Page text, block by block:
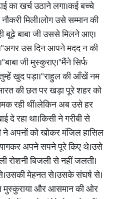
का खर्च उठाने लगा।कई बच्चे
मिली।लोग उसे सम्मान की
बाबा जी उससे मिलने आए।
उस दिन आपने मदद न की
जी मुस्कुराए।"मैंने सिर्फ
तुम्हें खुद पड़ा।"राहुल की आँखें नम
की छत पर खड़ा पूरे शहर को
रही थीं।लेकिन अब उसे हर
दे रहा था।किसी ने गरीबी से
अपनों को खोकर मंजिल हासिल
अपने सपने पूरे किए थे।उसे
बिजली से नहीं जलती।
मेहनत से।उसके संघर्ष से।
मुस्कुराया और आसमान की ओर